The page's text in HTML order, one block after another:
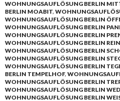
WOHNUNGSAUFLÖSUNG BERLIN
BERLIN MOABIT,
WOHNUNGSAUFLÖSUNG BERLIN
WOHNUNGSAUFLÖSUNG BERLIN
WOHNUNGSAUFLÖSUNG BERLIN
WOHNUNGSAUFLÖSUNG BERLIN
WOHNUNGSAUFLÖSUNG BERLIN
WOHNUNGSAUFLÖSUNG BERLIN
WOHNUNGSAUFLÖSUNG BERLIN
BERLIN TEMPELHOF,
WOHNUNGSAUFLÖSUNG BERLIN
WOHNUNGSAUFLÖSUNG BERLIN
WOHNUNGSAUFLÖSUNG BERLIN